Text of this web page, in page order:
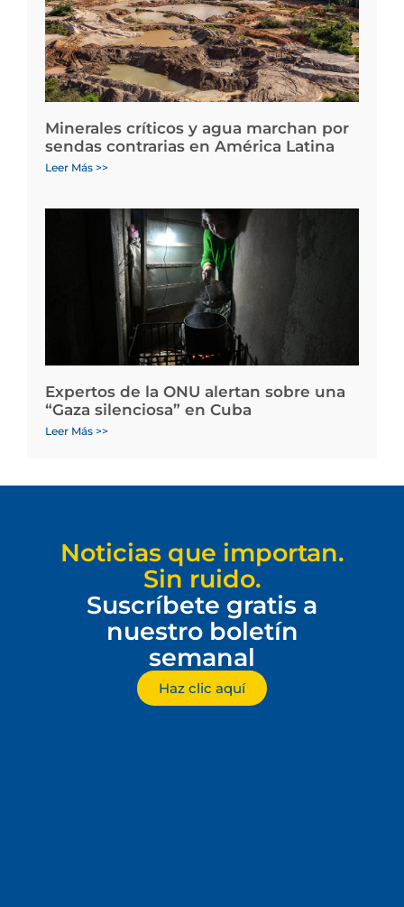
Minerales críticos y agua marchan por
sendas contrarias en América Latina
Leer Más >>
Expertos de la ONU alertan sobre una
“Gaza silenciosa” en Cuba
Leer Más >>
Noticias que importan.
Sin ruido.
Suscríbete gratis a
nuestro boletín
semanal
Haz clic aquí